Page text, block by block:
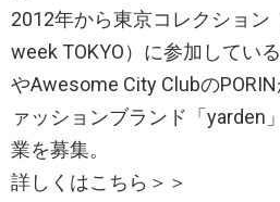
2012年から東京コレクション
week TOKYO）に参加してい
やAwesome City Clubの
ァッションブランド「yarden
業を募集。
詳しくはこちら＞＞